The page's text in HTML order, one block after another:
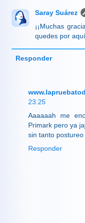
Saray Suárez
¡¡Muchas
quedes por
Responder
23:25
Aaaaaah me
Primark pero ya
sin tanto
Responder